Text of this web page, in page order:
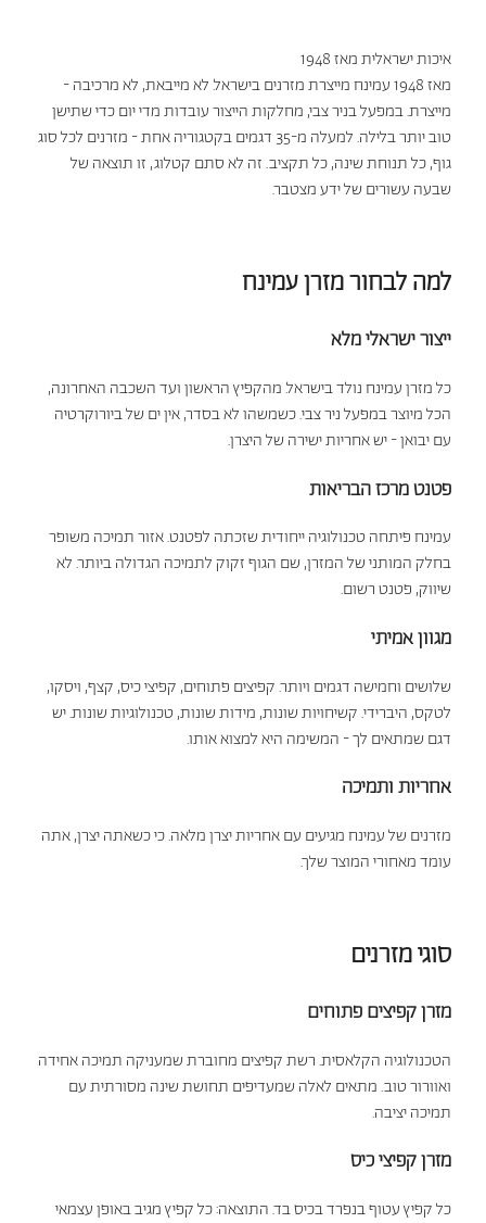
איכות ישראלית מאז 1948
מאז 1948 עמינח מייצרת מזרנים בישראל. לא מייבאת, לא מרכיבה -
מייצרת. במפעל בניר צבי, מחלקות הייצור עובדות מדי יום כדי שתישן
טוב יותר בלילה. למעלה מ-35 דגמים בקטגוריה אחת - מזרנים לכל סוג
גוף, כל תנוחת שינה, כל תקציב. זה לא סתם קטלוג, זו תוצאה של
שבעה עשורים של ידע מצטבר.
למה לבחור מזרן עמינח
ייצור ישראלי מלא
כל מזרן עמינח נולד בישראל. מהקפיץ הראשון ועד השכבה האחרונה,
הכל מיוצר במפעל ניר צבי. כשמשהו לא בסדר, אין ים של ביורוקרטיה
עם יבואן - יש אחריות ישירה של היצרן.
פטנט מרכז הבריאות
עמינח פיתחה טכנולוגיה ייחודית שזכתה לפטנט. אזור תמיכה משופר
בחלק המותני של המזרן, שם הגוף זקוק לתמיכה הגדולה ביותר. לא
שיווק, פטנט רשום.
מגוון אמיתי
שלושים וחמישה דגמים ויותר. קפיצים פתוחים, קפיצי כיס, קצף, ויסקו,
לטקס, היברידי. קשיחויות שונות, מידות שונות, טכנולוגיות שונות. יש
דגם שמתאים לך - המשימה היא למצוא אותו.
אחריות ותמיכה
מזרנים של עמינח מגיעים עם אחריות יצרן מלאה. כי כשאתה יצרן, אתה
עומד מאחורי המוצר שלך.
סוגי מזרנים
מזרן קפיצים פתוחים
הטכנולוגיה הקלאסית. רשת קפיצים מחוברת שמעניקה תמיכה אחידה
ואוורור טוב. מתאים לאלה שמעדיפים תחושת שינה מסורתית עם
תמיכה יציבה.
מזרן קפיצי כיס
כל קפיץ עטוף בנפרד בכיס בד. התוצאה: כל קפיץ מגיב באופן עצמאי